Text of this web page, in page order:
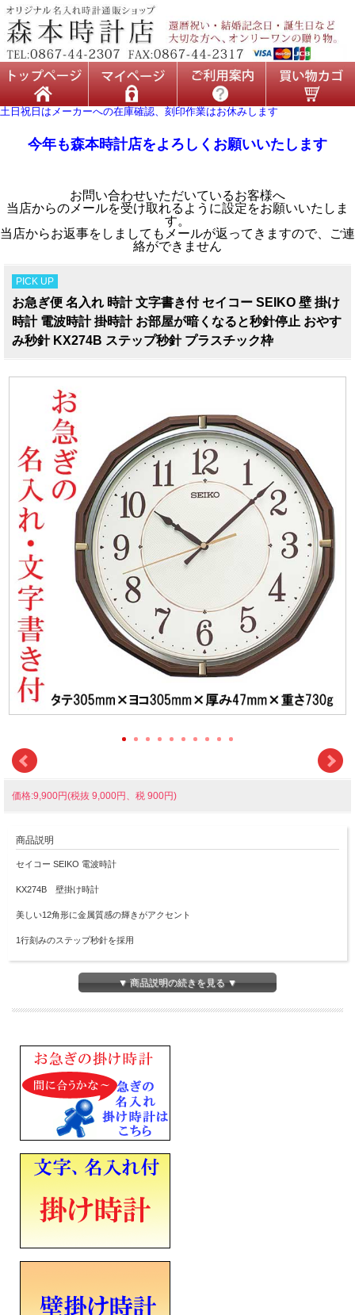
土日祝日はメーカーへの在庫確認、刻印作業はお休みします
今年も森本時計店をよろしくお願いいたします
お問い合わせいただいているお客様へ
当店からのメールを受け取れるように設定をお願いいたしま
す。
当店からお返事をしましてもメールが返ってきますので、ご連
絡ができません
PICK UP
お急ぎ便 名入れ 時計 文字書き付 セイコー SEIKO 壁 掛け
時計 電波時計 掛時計 お部屋が暗くなると秒針停止 おやす
み秒針 KX274B ステップ秒針 プラスチック枠
価格:9,900円(税抜 9,000円、税 900円)
商品説明
セイコー SEIKO 電波時計
KX274B 壁掛け時計
美しい12角形に金属質感の輝きがアクセント
1行刻みのステップ秒針を採用
ていますので、秒針のコチコチ音がなく静かです
■電波機能：日本全国対応
■電池式
■アルカリ単三乾電池×１個
■１秒刻みのステップ秒針
■タテ305mm×ヨコ305mm×厚み47mm×重さ730g
■ウラ面名入れスペース（タテ15×ヨコ50ｍｍ 電池ブタ）
■メーカーの正規国内保証書付き（1年間保証）
念 創立記念 新築祝い 改築 還暦 白寿 米寿 古希 古稀 叙勲 御祝 ホールインワン 贈
り物 ギフト プレゼントにメッセージ文字名入れ時計を
▼ 商品説明の続きを見る ▼